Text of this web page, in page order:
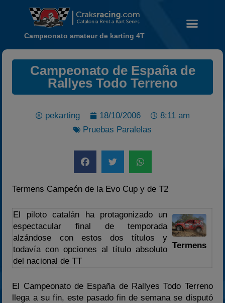
Noticias
Temporada 2026
Carreras finalizadas
2023
Preguntas Frecuentes
Campeonato amateur de karting 4T
Campeonato de España de
Rallyes Todo Terreno
pekarting 18/10/2006
8:11 am
Pruebas Paralelas
Termens Campeón de la Evo Cup y de T2
El piloto catalán ha protagonizado un
espectacular final de temporada
alzándose con estos dos títulos y
todavía con opciones al título absoluto
del nacional de TT
Termens
El Campeonato de España de Rallyes Todo Terreno
llega a su fin, este pasado fin de semana se disputó